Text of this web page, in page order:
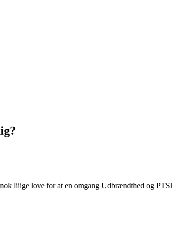
liiige love for at en omgang Udbrændthed og